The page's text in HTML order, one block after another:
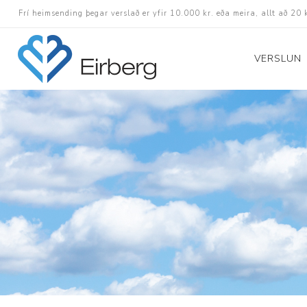
Frí heimsending þegar verslað er yfir 10.000 kr. eða meira, allt að 20
VERSLUN
Skór
Götuskór
Hlaupaskór
Utanvega- og
Barnaskór
Eldri skór á afslætti